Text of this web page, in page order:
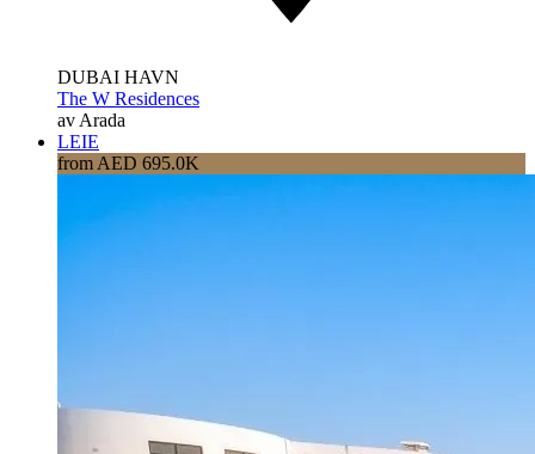
DUBAI HAVN
The W Residences
av Arada
LEIE
from AED 695.0K